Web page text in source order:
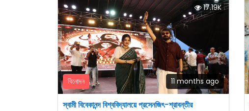
17.19K
বিনোদন 11 months ago
স্বামী বিবেকানন্দ বিশ্ববিদ্যালয়ে প্রসেনজিৎ-শ্রাবন্তীর